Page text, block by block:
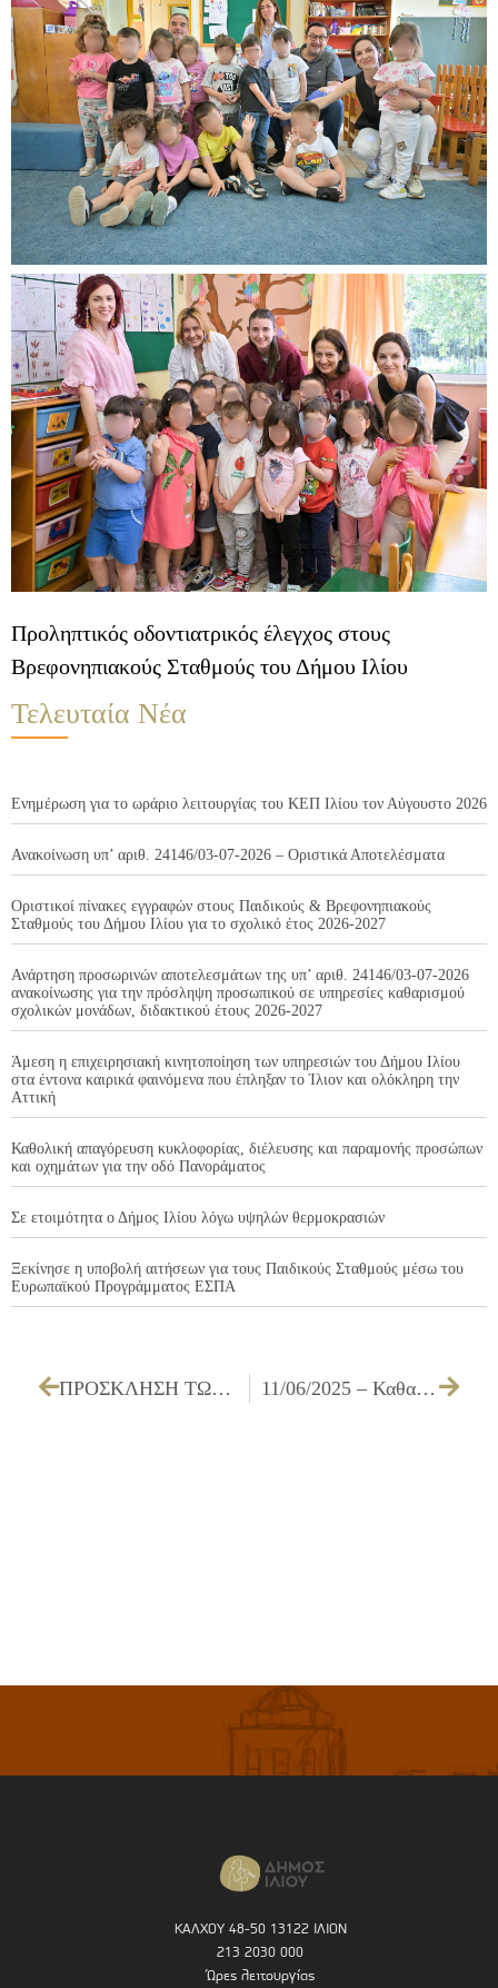
Προληπτικός οδοντιατρικός έλεγχος στους
Βρεφονηπιακούς Σταθμούς του Δήμου Ιλίου
Τελευταία Νέα
Ενημέρωση για το ωράριο λειτουργίας του ΚΕΠ Ιλίου τον Αύγουστο 2026
Ανακοίνωση υπ’ αριθ. 24146/03-07-2026 – Οριστικά Αποτελέσματα
Οριστικοί πίνακες εγγραφών στους Παιδικούς & Βρεφονηπιακούς
Σταθμούς του Δήμου Ιλίου για το σχολικό έτος 2026-2027
Ανάρτηση προσωρινών αποτελεσμάτων της υπ’ αριθ. 24146/03-07-2026
ανακοίνωσης για την πρόσληψη προσωπικού σε υπηρεσίες καθαρισμού
σχολικών μονάδων, διδακτικού έτους 2026-2027
Άμεση η επιχειρησιακή κινητοποίηση των υπηρεσιών του Δήμου Ιλίου
στα έντονα καιρικά φαινόμενα που έπληξαν το Ίλιον και ολόκληρη την
Αττική
Καθολική απαγόρευση κυκλοφορίας, διέλευσης και παραμονής προσώπων
και οχημάτων για την οδό Πανοράματος
Σε ετοιμότητα ο Δήμος Ιλίου λόγω υψηλών θερμοκρασιών
Ξεκίνησε η υποβολή αιτήσεων για τους Παιδικούς Σταθμούς μέσω του
Ευρωπαϊκού Προγράμματος ΕΣΠΑ
ΠΡΟΣΚΛΗΣΗ ΤΩΝ ΜΕΛΩΝ ΤΟΥ ΔΗΜΟΤΙΚΟΥ ΣΥΜΒΟΥΛΙΟΥ ΓΙΑ ΤΗΝ 22/5/2025 11/06/2025 – Καθαρισμός – απολύμανση – μυοκτονία – απεντόμωση φρεατίων υδροσυλλογής δικτύου ομβρίων & κτιρίων του Δήμου
ΚΑΛΧΟΥ 48-50 13122 ΙΛΙΟΝ
213 2030 000
Ώρες λειτουργίας